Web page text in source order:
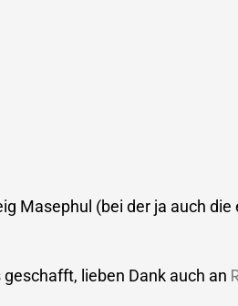
Masephul (bei der ja auch
lieben Dank auch an